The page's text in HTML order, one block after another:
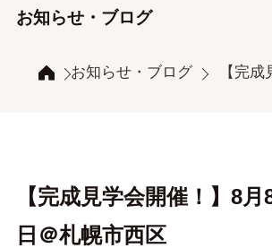
お知らせ・ブログ
お知らせ・ブログ 【完
【完成見学会開催！】8
日＠札幌市西区